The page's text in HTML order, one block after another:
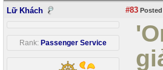
Lữ Khách #83
Rank: Passenger Service